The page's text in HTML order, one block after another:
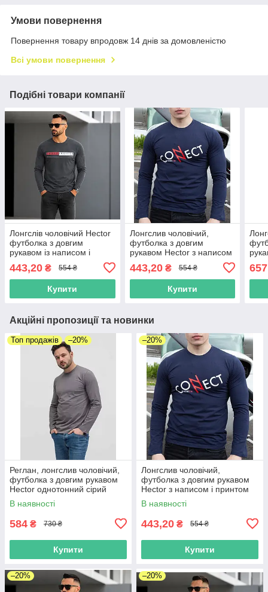
Умови повернення
Повернення товару впродовж 14 днів за домовленістю
Всі умови повернення
Подібні товари компанії
Лонгслів чоловічий Hector
футболка з довгим
рукавом із написом і
443,20 ₴ 554 ₴
Купити
Лонгслив чоловічий,
футболка з довгим
рукавом Hector з написом
443,20₴ 554 ₴
Купити
657
Акційні пропозиції та новинки
Топ продажів –20%
Реглан, лонгслив чоловічий,
футболка з довгим рукавом
Hector однотонний сірий
Розмір S
В наявності
584 ₴ 730 ₴
Купити
–20%
Лонгслив чоловічий,
футболка з довгим рукавом
Hector з написом і принтом
темно-синій
В наявності
443,20 ₴ 554 ₴
Купити
–20% –20%